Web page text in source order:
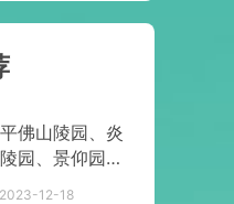
佛山陵园、炎
园、景仰园陵
式介绍及价格
2023-12-18